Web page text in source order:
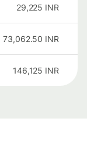
29,225 INR
73,062.50 INR
146,125 INR